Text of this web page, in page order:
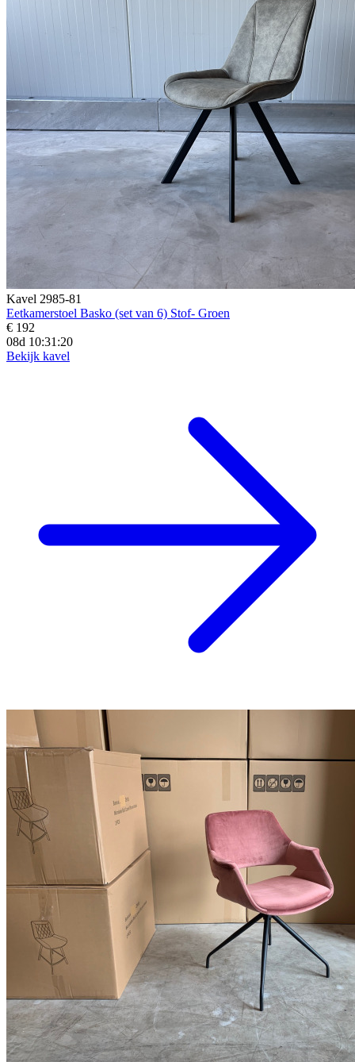
Kavel 2985-81
Eetkamerstoel Basko (set van 6) Stof- Groen
€ 192
08d 10:31:19
Bekijk kavel